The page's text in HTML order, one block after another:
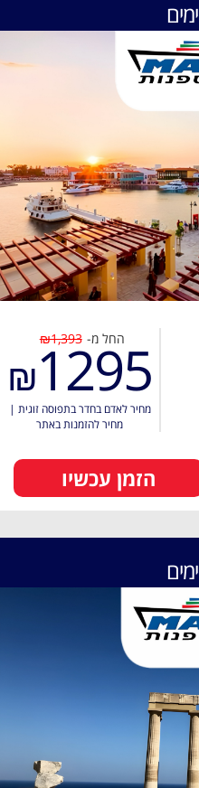
ימים
החל מ- ₪1,393
₪1295
מחיר לאדם בחדר בתפוסה זוגית |
מחיר להזמנות באתר
הזמן עכשיו
ימים